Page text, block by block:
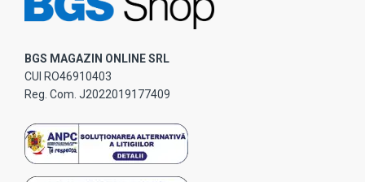
BGS MAGAZIN ONLINE SRL
CUI RO46910403
Reg. Com. J2022019177409